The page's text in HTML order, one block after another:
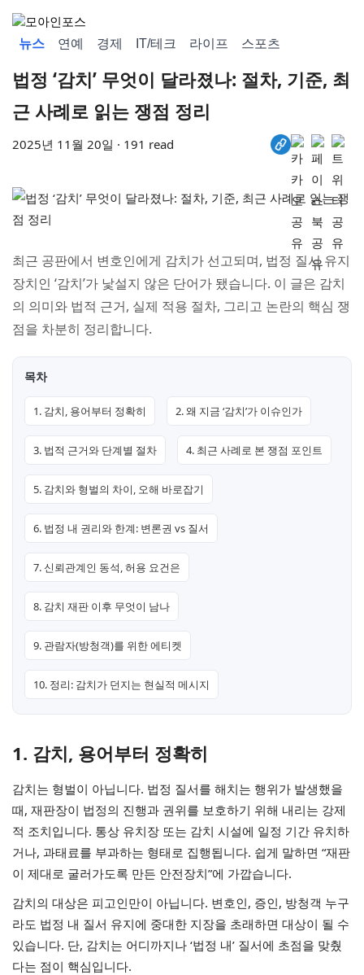
뉴스 연예 경제 IT/테크 라이프 스포츠
법정 ‘감치’ 무엇이 달라졌나: 절차, 기준, 최
근 사례로 읽는 쟁점 정리
2025년 11월 20일 · 191 read
최근 공판에서 변호인에게 감치가 선고되며, 법정 질서 유지
장치인 ‘감치’가 낯설지 않은 단어가 됐습니다. 이 글은 감치
의 의미와 법적 근거, 실제 적용 절차, 그리고 논란의 핵심 쟁
점을 차분히 정리합니다.
목차
1. 감치, 용어부터 정확히 2. 왜 지금 ‘감치’가 이슈인가
3. 법적 근거와 단계별 절차 4. 최근 사례로 본 쟁점 포인트
5. 감치와 형벌의 차이, 오해 바로잡기
6. 법정 내 권리와 한계: 변론권 vs 질서
7. 신뢰관계인 동석, 허용 요건은
8. 감치 재판 이후 무엇이 남나
9. 관람자(방청객)를 위한 에티켓
10. 정리: 감치가 던지는 현실적 메시지
1. 감치, 용어부터 정확히
감치는 형벌이 아닙니다. 법정 질서를 해치는 행위가 발생했을
때, 재판장이 법정의 진행과 권위를 보호하기 위해 내리는 강제
적 조치입니다. 통상 유치장 또는 감치 시설에 일정 기간 유치하
거나, 과태료를 부과하는 형태로 집행됩니다. 쉽게 말하면 “재판
이 제대로 굴러가도록 만든 안전장치”에 가깝습니다.
감치의 대상은 피고인만이 아닙니다. 변호인, 증인, 방청객 누구
라도 법정 내 질서 유지에 중대한 지장을 초래하면 대상이 될 수
있습니다. 단, 감치는 어디까지나 ‘법정 내’ 질서에 초점을 맞췄
다는 점이 핵심입니다.